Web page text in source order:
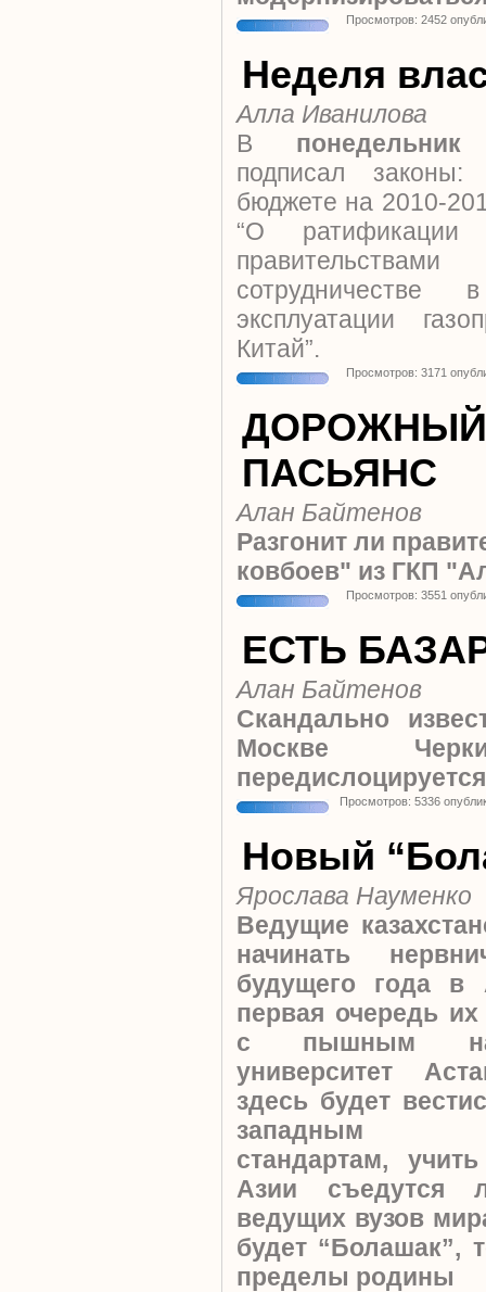
Просмотров: 2452
Неделя
Алла Иванилова
В
подписал законы:
бюджете на 2010-
“О ратификации
сотрудничестве
эксплуатации
Китай”.
Просмотров: 3171
ДОРОЖНЫЙ
ПАСЬЯНС
Алан Байтенов
Разгонит ли
ковбоев" из ГКП
Просмотров: 3551
ЕСТЬ
Алан Байтенов
Скандально
Москве
Просмотров: 5336
Новый
Ярослава Науменко
Ведущие
начинать
будущего года в
первая очередь их
с пышным
университет
здесь будет
западным
стандартам,
Азии съедутся
ведущих вузов
будет “Болашак”,
пределы родины